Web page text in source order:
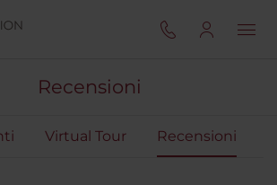
Recensioni
Virtual Tour Recensioni